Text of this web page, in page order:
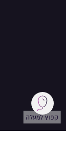
קפוץ למעלה